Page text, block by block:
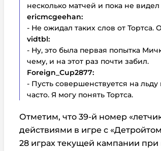
несколько матчей и пока не
ericmcgeehan:
- Не ожидал таких слов от Тортса.
vidtbl:
- Ну, это была первая попытка
чему, и на этот раз почти забил.
Foreign_Cup2877:
- Пусть совершенствуется на
часто. Я могу понять Тортса.
Отметим, что 39-й номер
действиями в игре с
28 играх текущей кампании при